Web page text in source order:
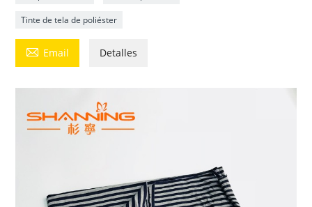
Tinte de tela de poliéster
 Email Detalles